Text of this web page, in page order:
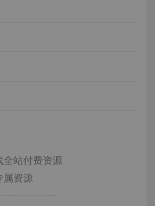
全站付费资源
属资源